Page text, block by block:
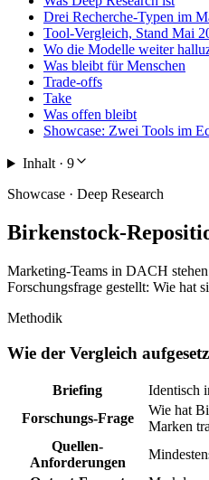
Drei Recherche-Typen im
Tool-Vergleich, Stand Mai
Wo die Modelle weiter
Was bleibt für Menschen
Trade-offs
Take
Was offen bleibt
Showcase: Zwei Tools im
Inhalt · 9
Showcase · Deep Research
Birkenstock-
Marketing-Teams in DACH
Forschungsfrage gestellt: Wie hat
Methodik
Wie der Vergleich
Briefing
Identisch
Forschungs-Frage
Wie hat
Marken
Quellen-
Anforderungen